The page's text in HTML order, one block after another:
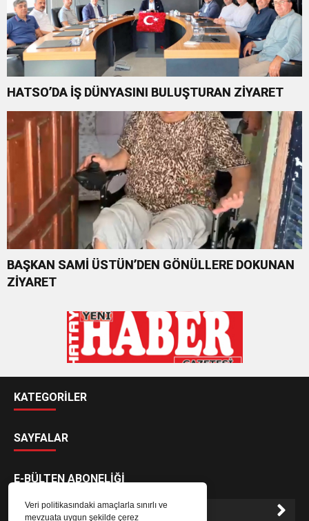
Veri politikasındaki amaçlarla sınırlı ve
mevzuata uygun şekilde çerez
HATSO’DA İŞ DÜNYASINI BULUŞTURAN ZİYARET
BAŞKAN SAMİ ÜSTÜN’DEN GÖNÜLLERE DOKUNAN
ZİYARET
KATEGORİLER
SAYFALAR
E-BÜLTEN ABONELİĞİ